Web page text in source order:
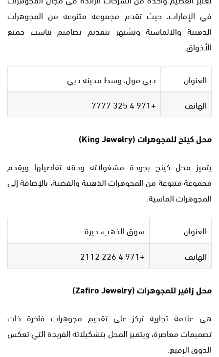
في الإمارات، حيث تقدم مجموعة متنوعة من المجوهرات
الذهبية والالماسية وتشتهر بتقديم تصاميم تناسب جميع
الأذواق.
العنوان
دبي مول، وسط مدينة دبي
الهاتف
+971 4 325 7777
محل كينج للمجوهرات (King Jewelry)
يتميز محل كينج بجودة مشغولاته ودقة تفاصيلها ويقدم
مجموعة متنوعة من المجوهرات الذهبية والفضية، بالإضافة إلى
المجوهرات الماسية.
العنوان
سوق الذهب، ديرة
الهاتف
+971 4 226 2112
محل زافير للمجوهرات (Zafiro Jewelry)
هي علامة تجارية تركز على تقديم مجوهرات فاخرة ذات
تصميمات معاصرة، ويتميز المحل بتشكيلاته الفريدة التي تعكس
الذوق الرفيع.